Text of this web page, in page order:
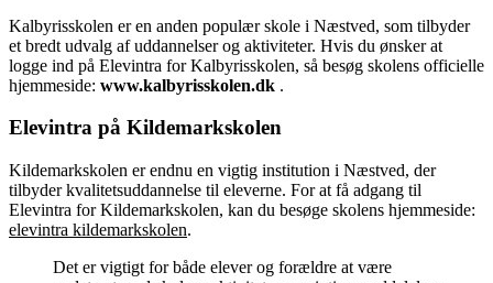
Kalbyrisskolen er en anden populær skole i Næstved, som tilbyder
et bredt udvalg af uddannelser og aktiviteter. Hvis du ønsker at
logge ind på Elevintra for Kalbyrisskolen, så besøg skolens officielle
hjemmeside: www.kalbyrisskolen.dk .
Elevintra på Kildemarkskolen
Kildemarkskolen er endnu en vigtig institution i Næstved, der
tilbyder kvalitetsuddannelse til eleverne. For at få adgang til
Elevintra for Kildemarkskolen, kan du besøge skolens hjemmeside:
elevintra kildemarkskolen.
Det er vigtigt for både elever og forældre at være